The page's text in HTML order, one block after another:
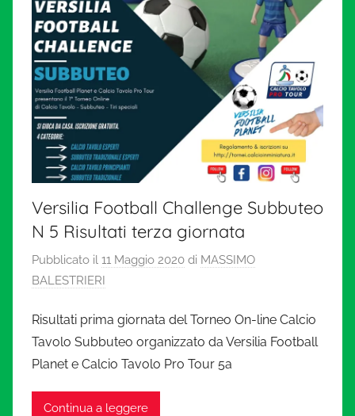
m
Versilia Football Challenge Subbuteo
N 5 Risultati terza giornata
Pubblicato il 11 Maggio 2020 di MASSIMO
BALESTRIERI
Risultati prima giornata del Torneo On-line Calcio
Tavolo Subbuteo organizzato da Versilia Football
Planet e Calcio Tavolo Pro Tour 5a
Continua a leggere